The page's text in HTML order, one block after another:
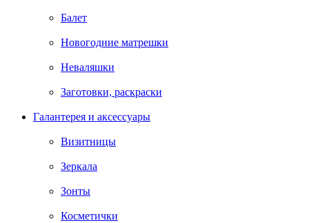
Балет
Новогодние матрешки
Неваляшки
Заготовки, раскраски
Галантерея и аксессуары
Визитницы
Зеркала
Зонты
Косметички